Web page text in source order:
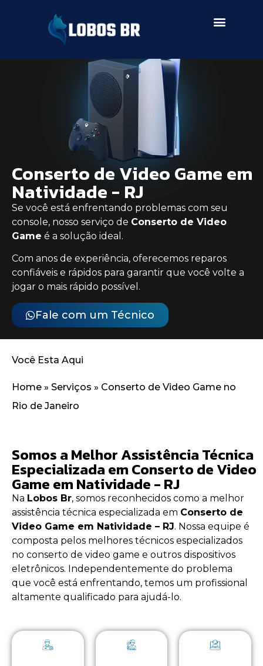
Conserto de Video Game em
Natividade - RJ
Se você está enfrentando problemas com seu
console, nosso serviço de Conserto de Video
Game é a solução ideal.
Com anos de experiência, oferecemos reparos
confiáveis e rápidos para garantir que você volte a
jogar o mais rápido possível.
Fale com um Técnico
Você Esta Aqui
Home » Serviços » Conserto de Video Game no
Rio de Janeiro
Somos a Melhor Assistência Técnica
Especializada em Conserto de Video
Game em Natividade - RJ
Na Lobos Br, somos reconhecidos como a melhor
assistência técnica especializada em Conserto de
Video Game em Natividade – RJ. Nossa equipe é
composta pelos melhores técnicos especializados
no conserto de video game e outros dispositivos
eletrônicos. Independentemente do problema
que você está enfrentando, temos um profissional
altamente qualificado para ajudá-lo.